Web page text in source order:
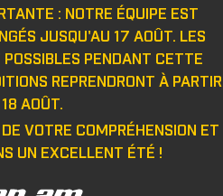
: NOTRE ÉQUIPE EST
JUSQU'AU 17 AOÛT. LES
PENDANT CETTE
REPRENDRONT À PARTIR
18 AOÛT.
VOTRE COMPRÉHENSION ET
UN EXCELLENT ÉTÉ !